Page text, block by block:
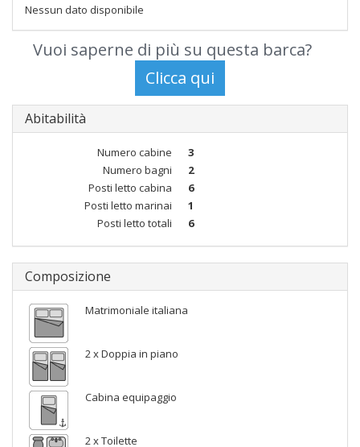
Nessun dato disponibile
Vuoi saperne di più su questa barca?
Abitabilità
Numero cabine
3
Numero bagni
2
Posti letto cabina
6
Posti letto marinai
1
Posti letto totali
6
Composizione
Matrimoniale italiana
2 x Doppia in piano
Cabina equipaggio
2 x Toilette